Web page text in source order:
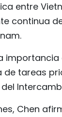
entre
continua
de tareas
Chen